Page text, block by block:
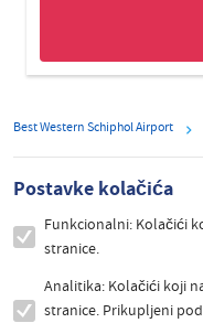
Best Western Schiphol Airport
Postavke kolačića
Funkcionalni: Kolačići
stranice.
Analitika: Kolačići koji
stranice. Prikupljeni